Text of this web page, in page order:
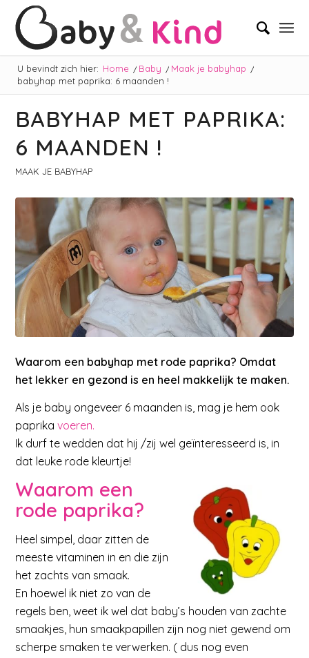
U bevindt zich hier: Home / Baby / Maak je babyhap /
babyhap met paprika: 6 maanden !
BABYHAP MET PAPRIKA:
6 MAANDEN !
MAAK JE BABYHAP
Waarom een babyhap met rode paprika? Omdat
het lekker en gezond is en heel makkelijk te maken.
Als je baby ongeveer 6 maanden is, mag je hem ook
paprikavoeren.
Ik durf te wedden dat hij /zij wel geïnteresseerd is, in
dat leuke rode kleurtje!
Waarom een
rode paprika?
Heel simpel, daar zitten de
meeste vitaminen in en die zijn
het zachts van smaak.
En hoewel ik niet zo van de
regels ben, weet ik wel dat baby’s houden van zachte
smaakjes, hun smaakpapillen zijn nog niet gewend om
scherpe smaken te verwerken. ( dus nog even